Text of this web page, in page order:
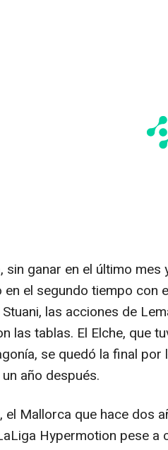
sin ganar en el último
en el segundo tiempo con
las acciones de
las tablas. El Elche, que
se quedó la final
año después.
el Mallorca que hace dos
Hypermotion pese a